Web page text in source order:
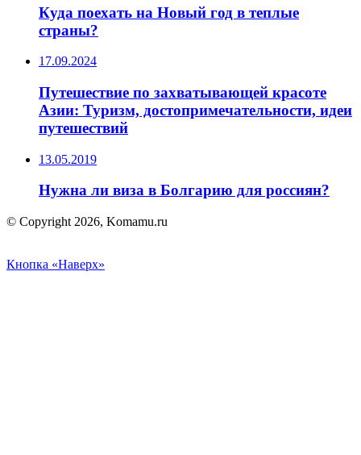
Куда поехать на Новый год в теплые
страны?
17.09.2024
Путешествие по захватывающей красоте
Азии: Туризм, достопримечательности, идеи
путешествий
13.05.2019
Нужна ли виза в Болгарию для россиян?
© Copyright 2026, Komamu.ru
Кнопка «Наверх»